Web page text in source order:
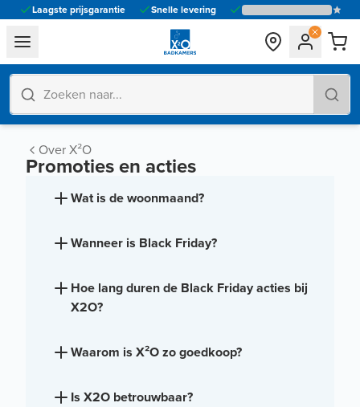
Laagste prijsgarantie Snelle levering
general.navigation.toggle_menu.label
Over X²O
Promoties en acties
Wat is de woonmaand?
Wanneer is Black Friday?
Hoe lang duren de Black Friday acties bij
X2O?
Waarom is X²O zo goedkoop?
Is X2O betrouwbaar?